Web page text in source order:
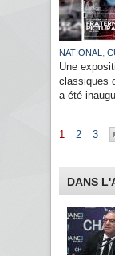
NATIONAL ,
Une
classiques
a été
Pages
1 2 3
DANS